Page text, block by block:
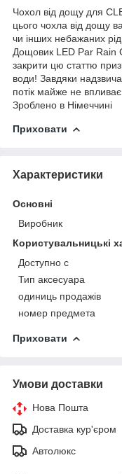
Чохол від дощу для
цього чохла від дощу
чи інших небажаних
Дощовик LED Par Rain
закрити цю статтю
води! Завдяки
потік майже не впливає.
Зроблено в Німеччині
Приховати
Характеристики
Основні
Виробник
Користувальницькі
Доступно с
Тип аксесуара
одиниць продажів
номер предмета
Приховати
Умови доставки
Нова Пошта
Доставка кур'єром
Автолюкс